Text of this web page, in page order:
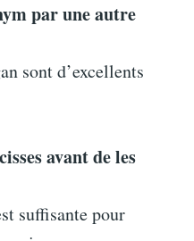
par une autre
sont d’excellents
avant de les
suffisante pour